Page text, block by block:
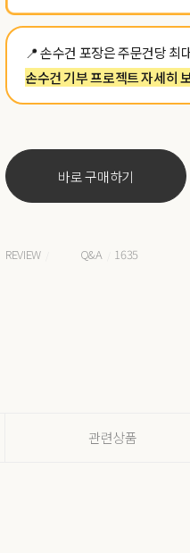
📍 손수건 포장은 주문건당 최
손수건 기부 프로젝트 자세히
바로 구매하기
REVIEW Q&A 1635
관련상품